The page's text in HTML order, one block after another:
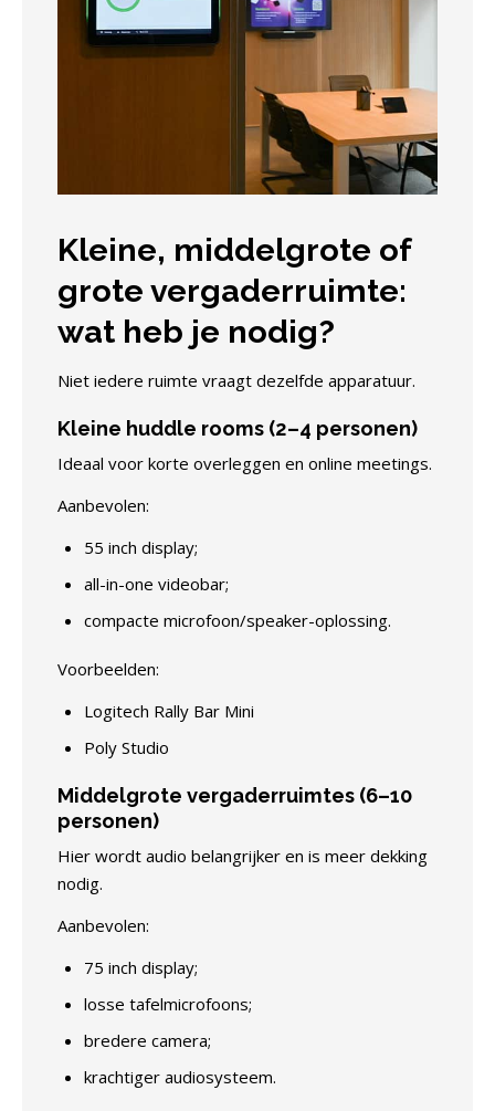
Kleine, middelgrote of
grote vergaderruimte:
wat heb je nodig?
Niet iedere ruimte vraagt dezelfde apparatuur.
Kleine huddle rooms (2–4 personen)
Ideaal voor korte overleggen en online meetings.
Aanbevolen:
55 inch display;
all-in-one videobar;
compacte microfoon/speaker-oplossing.
Voorbeelden:
Logitech Rally Bar Mini
Poly Studio
Middelgrote vergaderruimtes (6–10
personen)
Hier wordt audio belangrijker en is meer dekking
nodig.
Aanbevolen:
75 inch display;
losse tafelmicrofoons;
bredere camera;
krachtiger audiosysteem.